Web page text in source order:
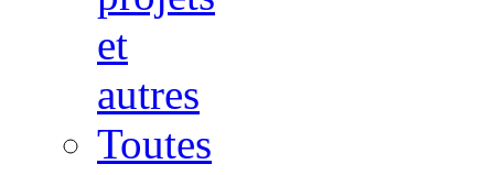
et
autres
Toutes